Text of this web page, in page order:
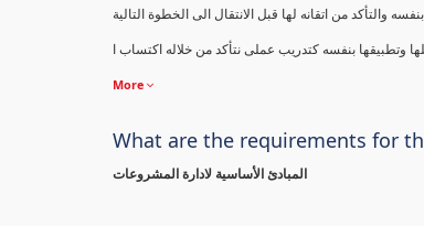
من اتقانه لها قبل الانتقال الى الخطوة التالية
وتطبيقها بنفسه كتدريب عملى نتأكد من خلاله اكتساب ا
More
What are the requirements for
المبادئ الأساسية لادارة المشروعات